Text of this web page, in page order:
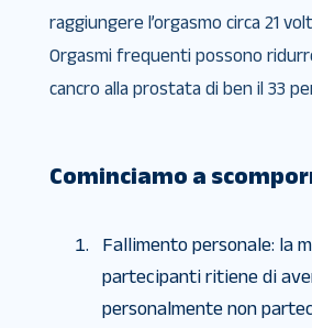
raggiungere l’orgasmo circa 21
Orgasmi frequenti possono
cancro alla prostata di ben il 33
Cominciamo a
Fallimento personale: la
partecipanti ritiene di
personalmente non